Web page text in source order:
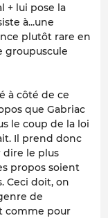
+ lui pose la
à...une
plutôt rare en
groupuscule
à côté de ce
que Gabriac
le coup de la loi
Il prend donc
dire le plus
propos soient
Ceci doit, on
de
comme pour